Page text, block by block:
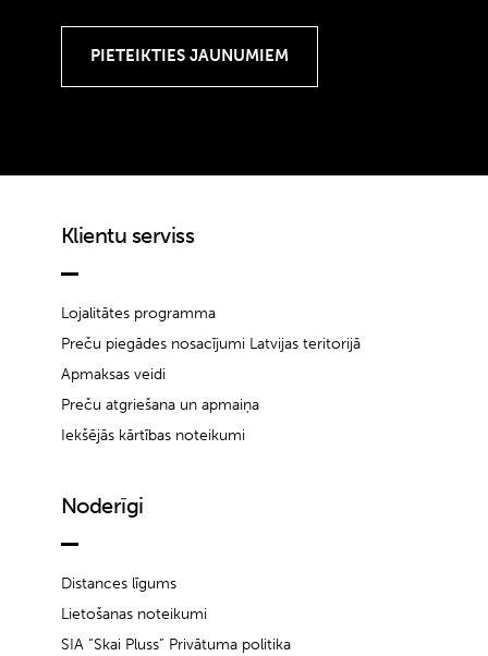
Klientu serviss
Lojalitātes programma
Preču piegādes nosacījumi Latvijas teritorijā
Apmaksas veidi
Preču atgriešana un apmaiņa
Iekšējās kārtības noteikumi
Noderīgi
Distances līgums
Lietošanas noteikumi
SIA “Skai Pluss” Privātuma politika